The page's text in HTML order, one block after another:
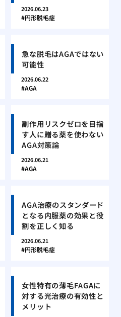
2026.06.23
円形脱毛症
急な脱毛はAGAではない
可能性
2026.06.22
AGA
副作用リスクゼロを目指
す人に贈る薬を使わない
AGA対策論
2026.06.21
AGA
AGA治療のスタンダード
となる内服薬の効果と役
割を正しく知る
2026.06.21
円形脱毛症
女性特有の薄毛FAGAに
対する光治療の有効性と
メリット